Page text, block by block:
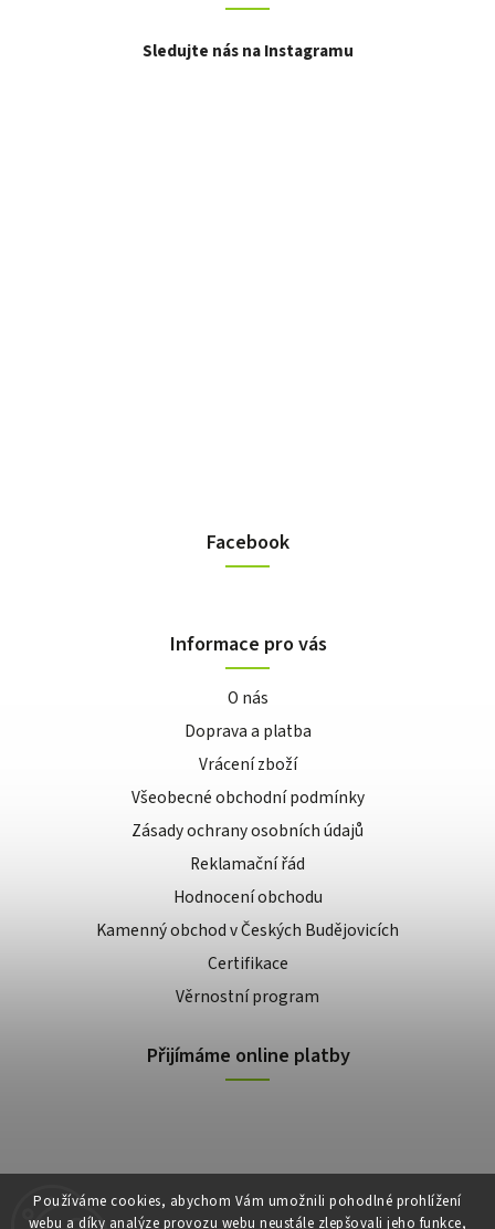
Používáme cookies, abychom Vám umožnili pohodlné prohlížení
webu a díky analýze provozu webu neustále zlepšovali jeho funkce,
Sledujte nás na Instagramu
Facebook
Informace pro vás
O nás
Doprava a platba
Vrácení zboží
Všeobecné obchodní podmínky
Zásady ochrany osobních údajů
Reklamační řád
Hodnocení obchodu
Kamenný obchod v Českých Budějovicích
Certifikace
Věrnostní program
Přijímáme online platby